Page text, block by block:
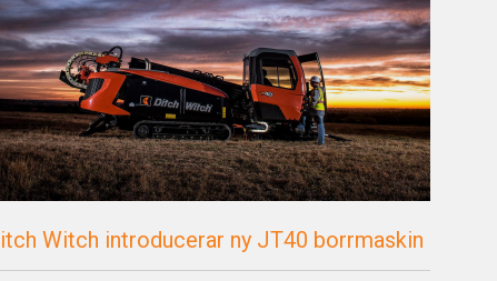
Witch introducerar ny JT40 borrmaskin